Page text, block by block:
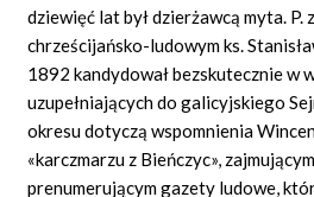
dziewięć lat był dzierżawcą myta. P.
chrześcijańsko-ludowym ks.
1892 kandydował bezskutecznie w
uzupełniających do galicyjskiego
okresu dotyczą wspomnienia
«karczmarzu z Bieńczyc»,
prenumerującym gazety ludowe,